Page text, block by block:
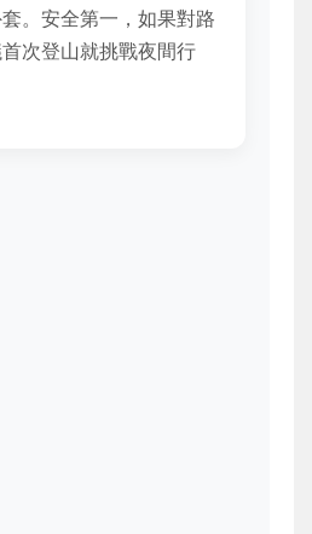
。安全第一，如果對路
次登山就挑戰夜間行